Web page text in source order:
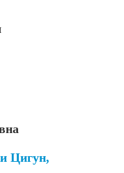
Цигун,